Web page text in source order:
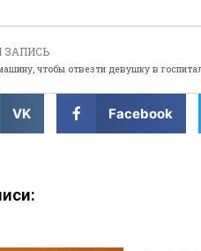
ЗАПИСЬ
чтобы отвезти девушку в
VK Facebook